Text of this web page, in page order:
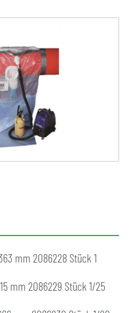
mm 2086228 Stück 1
mm 2086229 Stück 1/25